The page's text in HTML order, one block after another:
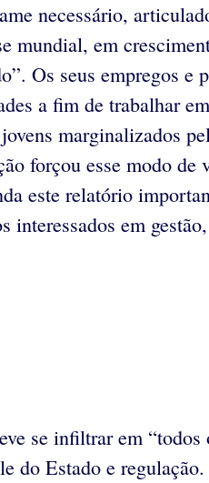
necessário,
mundial, em
Os seus empregos e
a fim de trabalhar
marginalizados
forçou esse modo de
este relatório
interessados em
se infiltrar em “todos
do Estado e